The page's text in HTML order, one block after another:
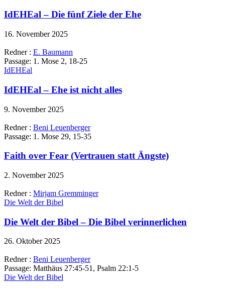
IdEHEal – Die fünf Ziele der Ehe
16. November 2025
Redner : E. Baumann
Passage: 1. Mose 2, 18-25
IdEHEal
IdEHEal – Ehe ist nicht alles
9. November 2025
Redner : Beni Leuenberger
Passage: 1. Mose 29, 15-35
Faith over Fear (Vertrauen statt Ängste)
2. November 2025
Redner : Mirjam Gremminger
Die Welt der Bibel
Die Welt der Bibel – Die Bibel verinnerlichen
26. Oktober 2025
Redner : Beni Leuenberger
Passage: Matthäus 27:45-51, Psalm 22:1-5
Die Welt der Bibel